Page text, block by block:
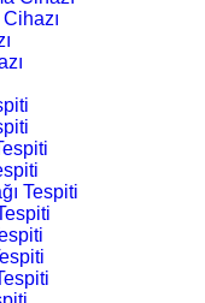
Tespiti